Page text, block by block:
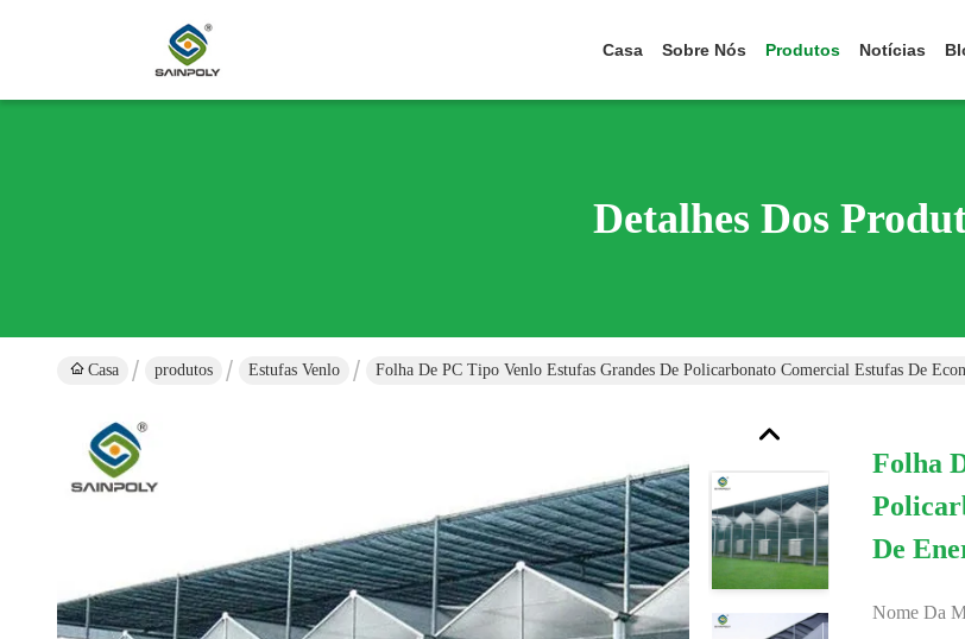
Casa Sobre Nós Produtos Notícias
Detalhes Dos
Casa produtos Estufas Venlo Folha De PC Tipo Venlo Estufas Grandes De Policarbonato Comercial Estufas De
Folha
De
Nome Da